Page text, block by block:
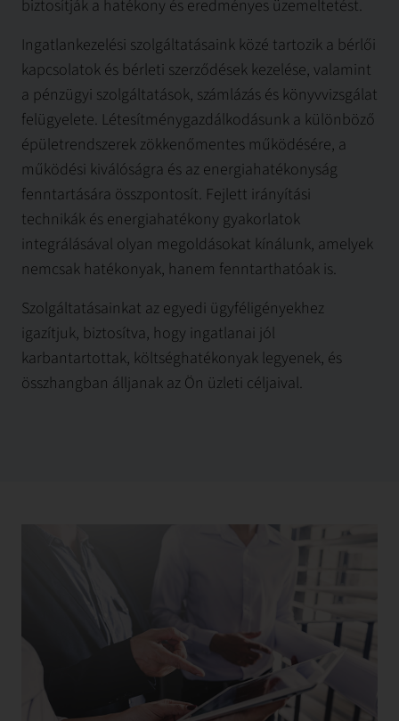
biztosítják a hatékony és eredményes üzemeltetést.
Ingatlankezelési szolgáltatásaink közé tartozik a bérlői
kapcsolatok és bérleti szerződések kezelése, valamint
a pénzügyi szolgáltatások, számlázás és könyvvizsgálat
felügyelete. Létesítménygazdálkodásunk a különböző
épületrendszerek zökkenőmentes működésére, a
működési kiválóságra és az energiahatékonyság
fenntartására összpontosít. Fejlett irányítási
technikák és energiahatékony gyakorlatok
integrálásával olyan megoldásokat kínálunk, amelyek
nemcsak hatékonyak, hanem fenntarthatóak is.
Szolgáltatásainkat az egyedi ügyféligényekhez
igazítjuk, biztosítva, hogy ingatlanai jól
karbantartottak, költséghatékonyak legyenek, és
összhangban álljanak az Ön üzleti céljaival.